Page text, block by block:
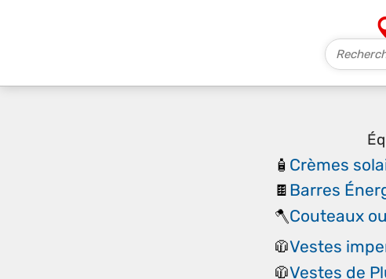
🧴 Crèmes
🍫 Barres
🪓Couteaux
🧥Vestes
🧥Vestes de